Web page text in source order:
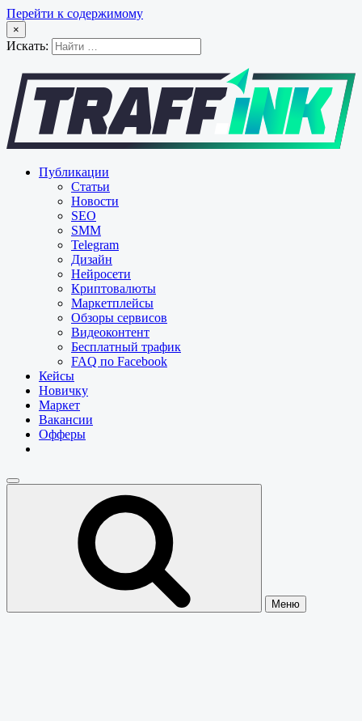
Перейти к содержимому
×
Искать:
Публикации
Статьи
Новости
SEO
SMM
Telegram
Дизайн
Нейросети
Криптовалюты
Маркетплейсы
Обзоры сервисов
Видеоконтент
Бесплатный трафик
FAQ по Facebook
Кейсы
Новичку
Маркет
Вакансии
Офферы
Меню